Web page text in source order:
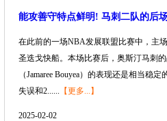
能攻善守特点鲜明! 马刺二队的后
在此前的一场NBA发展联盟比赛中，主
圣迭戈快船。本场比赛后，奥斯汀马刺
（Jamaree Bouyea）的表现还是相当稳
失误和2...... 【更多...】
2025-02-02